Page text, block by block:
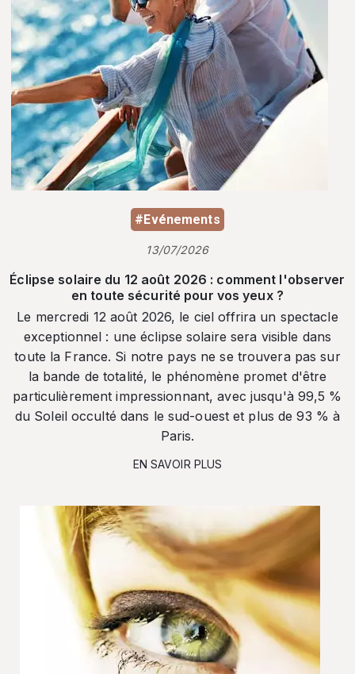
#Evénements
13/07/2026
Éclipse solaire du 12 août 2026 : comment l'observer
en toute sécurité pour vos yeux ?
Le mercredi 12 août 2026, le ciel offrira un spectacle
exceptionnel : une éclipse solaire sera visible dans
toute la France. Si notre pays ne se trouvera pas sur
la bande de totalité, le phénomène promet d'être
particulièrement impressionnant, avec jusqu'à 99,5 %
du Soleil occulté dans le sud-ouest et plus de 93 % à
Paris.
EN SAVOIR PLUS